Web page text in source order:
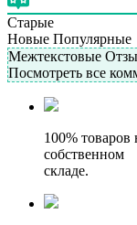
Старые
Новые Популярные
Межтекстовые
Посмотреть все
100% товаров
собственном
складе.